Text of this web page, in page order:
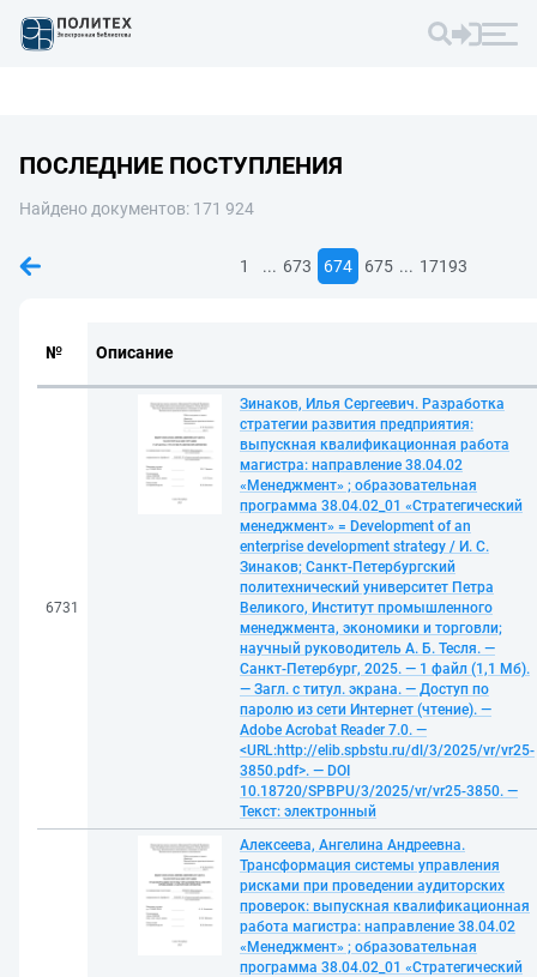
ПОСЛЕДНИЕ ПОСТУПЛЕНИЯ
Найдено документов: 171 924
1 ... 673 674 675 ... 17193
№ Описание
6731
Зинаков, Илья Сергеевич. Разработка
стратегии развития предприятия:
выпускная квалификационная работа
магистра: направление 38.04.02
«Менеджмент» ; образовательная
программа 38.04.02_01 «Стратегический
менеджмент» = Development of an
enterprise development strategy / И. С.
Зинаков; Санкт-Петербургский
политехнический университет Петра
Великого, Институт промышленного
менеджмента, экономики и торговли;
научный руководитель А. Б. Тесля. —
Санкт-Петербург, 2025. — 1 файл (1,1 Мб).
— Загл. с титул. экрана. — Доступ по
паролю из сети Интернет (чтение). —
Adobe Acrobat Reader 7.0. —
<URL:http://elib.spbstu.ru/dl/3/2025/vr/vr25-
3850.pdf>. — DOI
10.18720/SPBPU/3/2025/vr/vr25-3850. —
Текст: электронный
Алексеева, Ангелина Андреевна.
Трансформация системы управления
рисками при проведении аудиторских
проверок: выпускная квалификационная
работа магистра: направление 38.04.02
«Менеджмент» ; образовательная
программа 38.04.02_01 «Стратегический